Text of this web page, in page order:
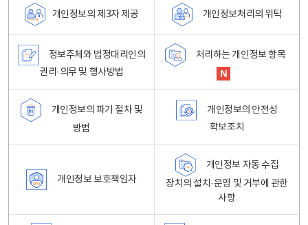
개인정보의 제3자 제공 개인정보처리의 위탁
정보주체와 법정대리인의
권리·의무 및 행사방법
처리하는 개인정보 항목
개인정보의 파기 절차 및
방법
개인정보의 안전성
확보조치
개인정보 보호책임자
개인정보 자동 수집
장치의 설치·운영 및 거부에 관한
사항